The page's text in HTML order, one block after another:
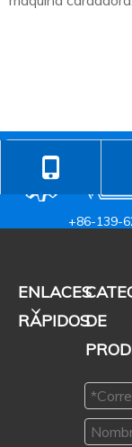
calidad.Entonces,
ENLACES
RÁPIDOSDE
+86-138-
+86-139-